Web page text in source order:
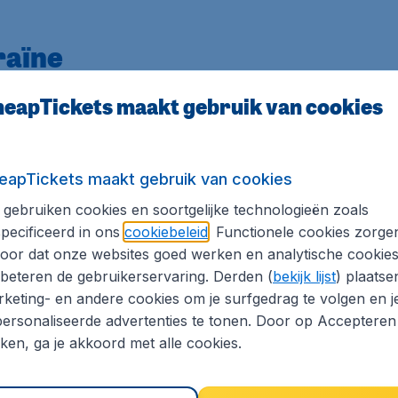
Vergelijk diverse bedragen van diverse aanbieders
die vele Nederlanders naar Oekraïne heeft
vergeten.
en locaties die u binnen Europa tegen een goedkope
online bij CheapTickets.nl en u gaat een fantastische
Donetsk Kherson
Zaporozhye
excl. € 29,90 boekingskosten.
maakt gebruik van cookies
maakt gebruik van cookies
gebruiken cookies en soortgelijke technologieën zoals
in ons cookiebeleid. Functionele cookies
dat onze websites goed werken en analytische cookies
de gebruikerservaring. Derden (bekijk lijst)
en andere cookies om je surfgedrag te volgen en
advertenties te tonen. Door op
ga je akkoord met alle cookies.